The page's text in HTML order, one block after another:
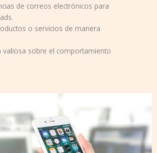
de correos electrónicos para
o servicios de manera
valiosa sobre el comportamiento